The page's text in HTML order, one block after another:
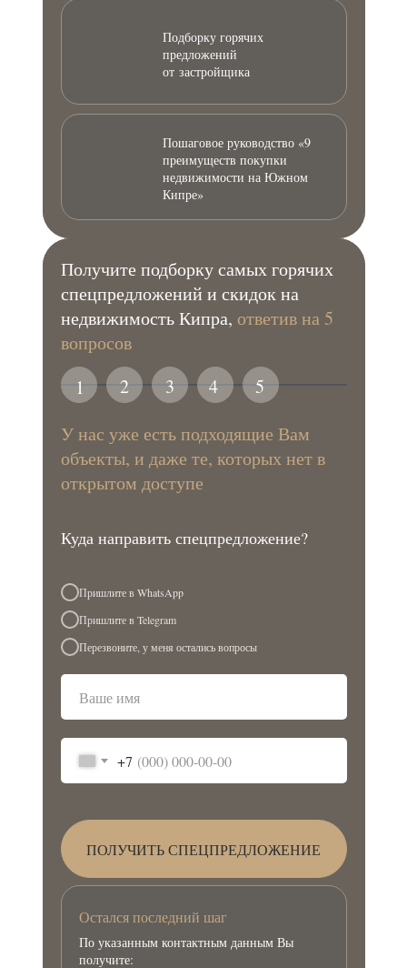
Подборку горячих
предложений
от застройщика
Пошаговое руководство «9
преимуществ покупки
недвижимости на Южном
Кипре»
Получите подборку самых горячих
спецпредложений и скидок на
недвижимость Кипра, ответив на 5
вопросов
Куда направить спецпредложение?
Остался последний шаг
По указанным контактным данным Вы
получите:
1
Пришлите в WhatsApp
Пришлите в Telegram
Перезвоните, у меня остались вопросы
+7
ПОЛУЧИТЬ СПЕЦПРЕДЛОЖЕНИЕ
2
У нас уже есть подходящие Вам
объекты, и даже те, которых нет в
открытом доступе
3 4 5